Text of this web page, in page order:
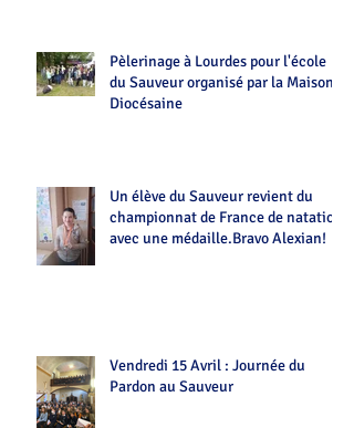
Pèlerinage à Lourdes pour l'école
du Sauveur organisé par la Maison
Diocésaine
Un élève du Sauveur revient du
championnat de France de natation
avec une médaille.Bravo Alexian!
Vendredi 15 Avril : Journée du
Pardon au Sauveur